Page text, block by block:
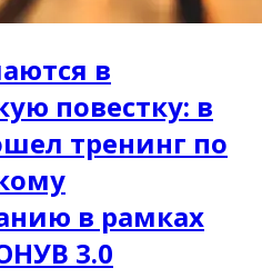
в
повестку: в
тренинг по
в рамках
3.0